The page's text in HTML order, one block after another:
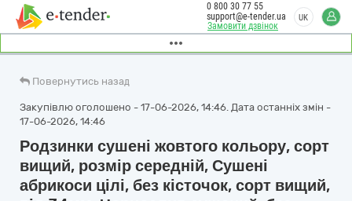
Замовити дзвінок
0 800 30 77 55
support@e-tender.ua
UK
Повернутись назад
Закупівлю оголошено - 17-06-2026, 14:46. Дата останніх змін -
17-06-2026, 14:46
Родзинки сушені жовтого кольору, сорт
вищий, розмір середній, Сушені
абрикоси цілі, без кісточок, сорт вищий,